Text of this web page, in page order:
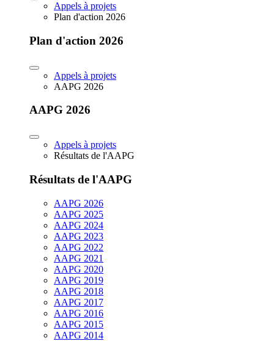
Appels à projets
Plan d'action 2026
Plan d'action 2026
Appels à projets
AAPG 2026
AAPG 2026
Appels à projets
Résultats de l'AAPG
Résultats de l'AAPG
AAPG 2026
AAPG 2025
AAPG 2024
AAPG 2023
AAPG 2022
AAPG 2021
AAPG 2020
AAPG 2019
AAPG 2018
AAPG 2017
AAPG 2016
AAPG 2015
AAPG 2014